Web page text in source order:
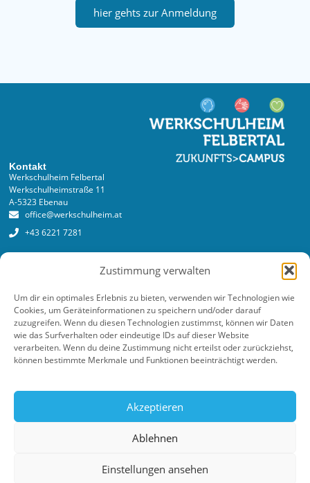
Zustimmung verwalten
Um dir ein optimales Erlebnis zu bieten, verwenden wir Technologien wie
Cookies, um Geräteinformationen zu speichern und/oder darauf
zuzugreifen. Wenn du diesen Technologien zustimmst, können wir Daten
wie das Surfverhalten oder eindeutige IDs auf dieser Website
verarbeiten. Wenn du deine Zustimmung nicht erteilst oder zurückziehst,
können bestimmte Merkmale und Funktionen beeinträchtigt werden.
Akzeptieren
Ablehnen
Einstellungen ansehen
hier gehts zur Anmeldung
Kontakt
Werkschulheim Felbertal
Werkschulheimstraße 11
A-5323 Ebenau
office@werkschulheim.at
+43 6221 7281
Anmeldeformular online
Kosten
Newsletter
Made with ♥ by
adplace Media